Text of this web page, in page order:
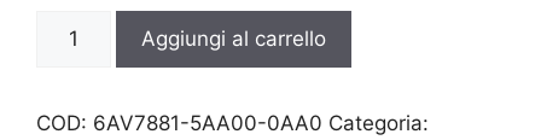
6AV7881-
quantità
Aggiungi al carrello
COD: 6AV7881-5AA00-0AA0 Categoria: